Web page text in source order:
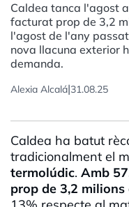
Caldea tanca l'agost
facturat prop de 3,2
l'agost de l'any
nova llacuna exterior
demanda.
Alexia Alcalá|31.08.25
Caldea ha batut
tradicionalment el
termolúdic. Amb
prop de 3,2 milions